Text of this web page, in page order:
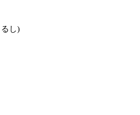
るし)